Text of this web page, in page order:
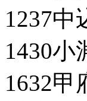
1237
1430
1632